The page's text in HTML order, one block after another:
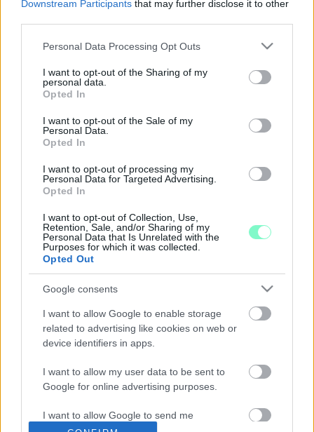
Downstream Participants that may further disclose it to other
Please note that this website/app uses one or more Google
not limited to your visit or usage behaviour. You may click to
grant or deny consent to Google and its third-party tags to
use your data for below specified purposes in below Google
consent section.
Personal Data Processing Opt Outs
I want to opt-out of the Sharing of my
personal data.
Opted In
I want to opt-out of the Sale of my
Personal Data.
Opted In
I want to opt-out of processing my
Personal Data for Targeted Advertising.
Opted In
I want to opt-out of Collection, Use,
Retention, Sale, and/or Sharing of my
Personal Data that Is Unrelated with the
Purposes for which it was collected.
Opted Out
Google consents
I want to allow Google to enable storage
related to advertising like cookies on web or
device identifiers in apps.
I want to allow my user data to be sent to
Google for online advertising purposes.
I want to allow Google to send me
A KURATÓRIUMI ELNÖK A SAJÁT VOLT
CÉGÉVEL BÉRELTETI AZ ÉTTERMET AZ ILLÉS
VÁLASZOLNAK, HOGY EZT MILYEN KERETEK
2021. november. 30. 08:10
Minisztériumi támogatást kapnak az étkezde működtetésére,
ILLÉSTŐL SÉLLEIHEZ KERÜLNE A HALI
TÖBBSÉGI TULAJDONA
2021. október. 22. 06:56
Tőkeemeléssel az Illés Alapítványtól a Haladás Marketing Kft.-
hez kerülne a Szombathelyi Haladás labdarúgó csapatát
önkormányzatnak is lesz még egy-két szava.
EMMI: JANUÁR 4-ÉN KÖLTÖZTEK BE A DIÁKOK
A NYUGAT-MAGYARORSZÁGI UTÁNPÓTLÁS-
NEVELÉSI CENTRUMBA
2021. január. 16. 16:43
t, nem kaptunk választ.
ILLÉSÉK ANNYIRA NEM JOGOSULTAK
NYILATKOZATTÉTELRE, HOGY ÉPPEN MOST
MESÉLTÉK EL A MEGYEI NAPILAPNAK, HOGY
BEKÖLTÖZTEK AZ ÚJ AKADÉMIÁRA
A közpénzköltésekkel kapcsolatban csak annak a médiának
szabad nyilatkozni, amelyik nem tesz fel kellemetlen kérdéseket